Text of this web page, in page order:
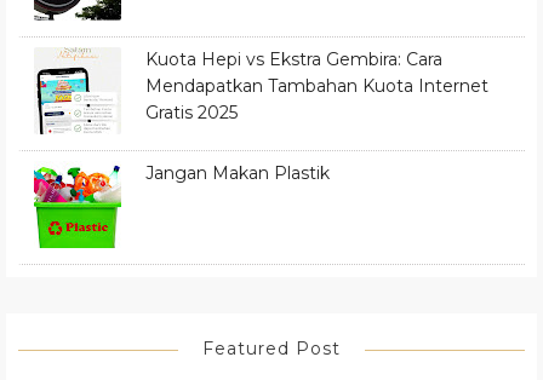
Kuota Hepi vs Ekstra Gembira: Cara
Mendapatkan Tambahan Kuota Internet
Gratis 2025
Jangan Makan Plastik
Featured Post